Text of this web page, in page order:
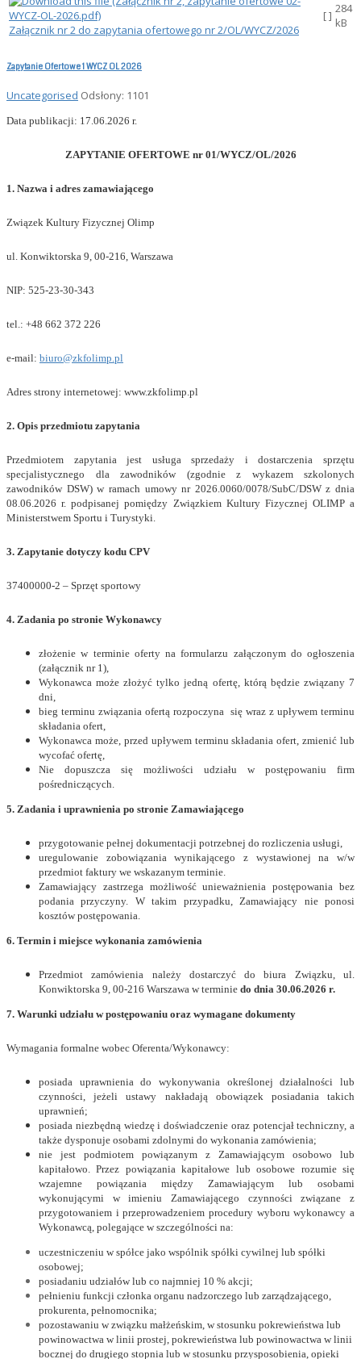
Załącznik nr 2 do zapytania ofertowego nr 2/OL/WYCZ/2026
[ ] 284
kB
Zapytanie Ofertowe 1 WYCZ OL 2026
Uncategorised Odsłony: 1101
Data publikacji: 17.06.2026 r.
ZAPYTANIE OFERTOWE nr 01/WYCZ/OL/2026
1. Nazwa i adres zamawiającego
Związek Kultury Fizycznej Olimp
ul. Konwiktorska 9, 00-216, Warszawa
NIP: 525-23-30-343
tel.: +48 662 372 226
e-mail: biuro@zkfolimp.pl
Adres strony internetowej: www.zkfolimp.pl
2. Opis przedmiotu zapytania
Przedmiotem zapytania jest usługa sprzedaży i dostarczenia sprzętu
specjalistycznego dla zawodników (zgodnie z wykazem szkolonych
zawodników DSW) w ramach umowy nr 2026.0060/0078/SubC/DSW z dnia
08.06.2026 r. podpisanej pomiędzy Związkiem Kultury Fizycznej OLIMP a
Ministerstwem Sportu i Turystyki.
3. Zapytanie dotyczy kodu CPV
37400000-2 – Sprzęt sportowy
4. Zadania po stronie Wykonawcy
złożenie w terminie oferty na formularzu załączonym do ogłoszenia
(załącznik nr 1),
Wykonawca może złożyć tylko jedną ofertę, którą będzie związany 7
dni,
bieg terminu związania ofertą rozpoczyna się wraz z upływem terminu
składania ofert,
Wykonawca może, przed upływem terminu składania ofert, zmienić lub
wycofać ofertę,
Nie dopuszcza się możliwości udziału w postępowaniu firm
pośredniczących.
5. Zadania i uprawnienia po stronie Zamawiającego
przygotowanie pełnej dokumentacji potrzebnej do rozliczenia usługi,
uregulowanie zobowiązania wynikającego z wystawionej na w/w
przedmiot faktury we wskazanym terminie.
Zamawiający zastrzega możliwość unieważnienia postępowania bez
podania przyczyny. W takim przypadku, Zamawiający nie ponosi
kosztów postępowania.
6. Termin i miejsce wykonania zamówienia
Przedmiot zamówienia należy dostarczyć do biura Związku, ul.
Konwiktorska 9, 00-216 Warszawa w terminie do dnia 30.06.2026 r.
7. Warunki udziału w postępowaniu oraz wymagane dokumenty
Wymagania formalne wobec Oferenta/Wykonawcy:
posiada uprawnienia do wykonywania określonej działalności lub
czynności, jeżeli ustawy nakładają obowiązek posiadania takich
uprawnień;
posiada niezbędną wiedzę i doświadczenie oraz potencjał techniczny, a
także dysponuje osobami zdolnymi do wykonania zamówienia;
nie jest podmiotem powiązanym z Zamawiającym osobowo lub
kapitałowo. Przez powiązania kapitałowe lub osobowe rozumie się
wzajemne powiązania między Zamawiającym lub osobami
wykonującymi w imieniu Zamawiającego czynności związane z
przygotowaniem i przeprowadzeniem procedury wyboru wykonawcy a
Wykonawcą, polegające w szczególności na:
uczestniczeniu w spółce jako wspólnik spółki cywilnej lub spółki
osobowej;
posiadaniu udziałów lub co najmniej 10 % akcji;
pełnieniu funkcji członka organu nadzorczego lub zarządzającego,
prokurenta, pełnomocnika;
pozostawaniu w związku małżeńskim, w stosunku pokrewieństwa lub
powinowactwa w linii prostej, pokrewieństwa lub powinowactwa w linii
bocznej do drugiego stopnia lub w stosunku przysposobienia, opieki